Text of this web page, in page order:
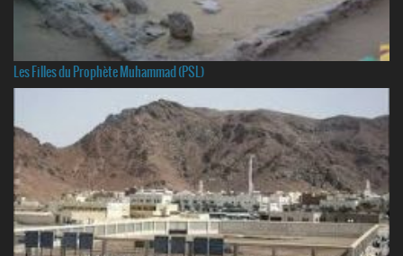
Les Filles du Prophète Muhammad (PSL)